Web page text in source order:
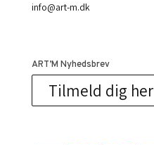
info@art-m.dk
ART’M Nyhedsbrev
Tilmeld dig her